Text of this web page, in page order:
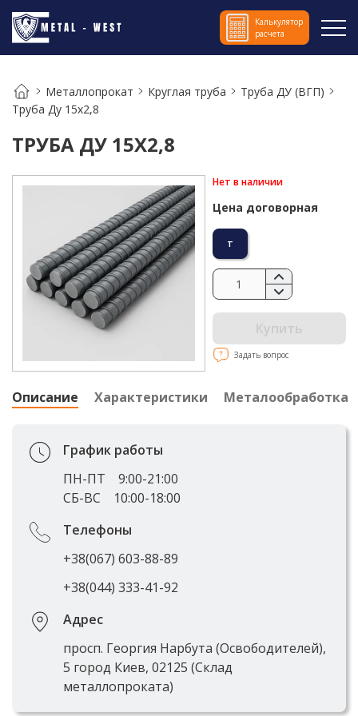
Калькулятор
расчета
Металлопрокат Круглая труба
Труба ДУ (ВГП)
Труба Ду 15х2,8
ТРУБА ДУ 15Х2,8
Нет в наличии
Цена договорная
т
Купить
Задать вопрос
Описание Характеристики Металообработка
График работы
ПН-ПТ
9:00-21:00
СБ-ВС
10:00-18:00
Телефоны
+38(067) 603-88-89
+38(044) 333-41-92
Адрес
просп. Георгия Нарбута (Освободителей),
5 город Киев, 02125 (Склад
металлопроката)